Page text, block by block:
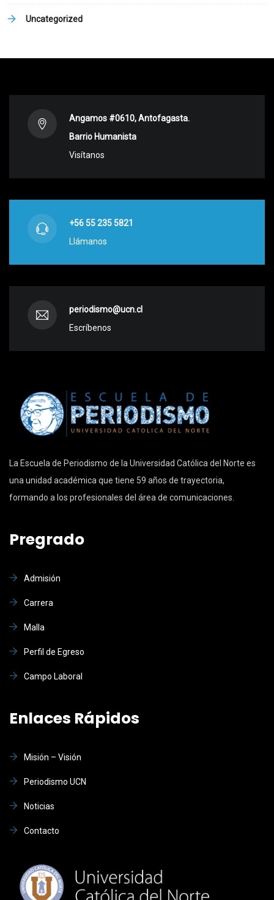
Uncategorized
Angamos #0610, Antofagasta.
Barrio Humanista
Visítanos
+56 55 235 5821
Llámanos
periodismo@ucn.cl
Escríbenos
La Escuela de Periodismo de la Universidad Católica del Norte es
una unidad académica que tiene 59 años de trayectoria,
formando a los profesionales del área de comunicaciones.
Pregrado
Admisión
Carrera
Malla
Perfil de Egreso
Campo Laboral
Enlaces Rápidos
Misión – Visión
Periodismo UCN
Noticias
Contacto